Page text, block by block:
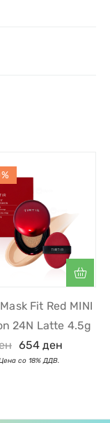
Fit Red MINI
24N Latte 4.5g
654 ден